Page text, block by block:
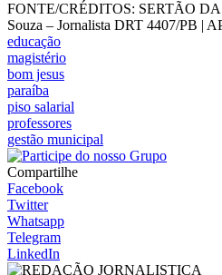
FONTE/CRÉDITOS: SERTÃO
Souza – Jornalista DRT 4407/PB |
educação
magistério
bom jesus
paraíba
piso salarial
professores
gestão municipal
Compartilhe
Facebook
Twitter
Whatsapp
Telegram
LinkedIn